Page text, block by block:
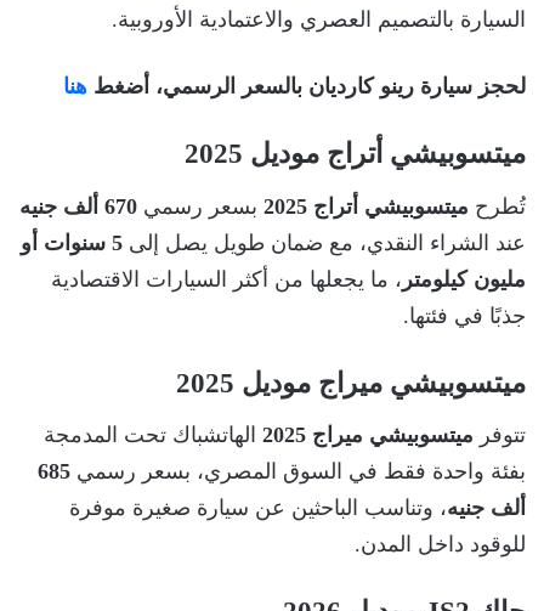
السيارة بالتصميم العصري والاعتمادية الأوروبية.
لحجز سيارة رينو كارديان بالسعر الرسمي، أضغط هنا
ميتسوبيشي أتراج موديل 2025
تُطرح ميتسوبيشي أتراج 2025 بسعر رسمي 670 ألف جنيه
عند الشراء النقدي، مع ضمان طويل يصل إلى
5 سنوات أو
مليون كيلومتر ، ما يجعلها من أكثر السيارات الاقتصادية
جذبًا في فئتها.
ميتسوبيشي ميراج موديل 2025
تتوفر ميتسوبيشي ميراج 2025
الهاتشباك تحت المدمجة
بفئة واحدة فقط في السوق المصري، بسعر رسمي 685
ألف جنيه، وتناسب الباحثين عن سيارة صغيرة موفرة
للوقود داخل المدن.